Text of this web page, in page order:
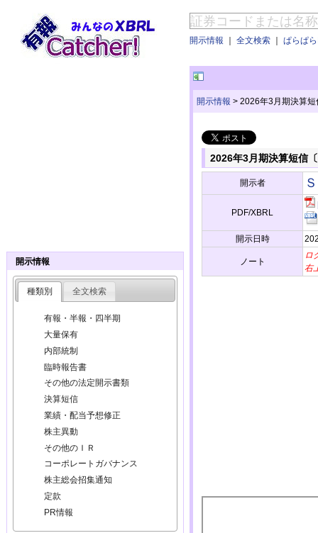
開示情報 ｜ 全文検索 ｜ ぱらぱ
開示情報 > 2026年3月期決算
2026年3月期決算短信
開示者
PDF/XBRL
開示日時
ノート
ロ
右
開示情報
種類別 全文検索
有報・半報・四半期
大量保有
内部統制
臨時報告書
その他の法定開示書類
決算短信
業績・配当予想修正
株主異動
その他のＩＲ
コーポレートガバナンス
株主総会招集通知
定款
PR情報